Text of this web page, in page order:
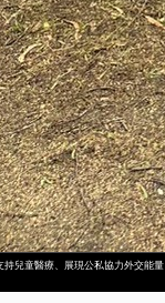
兒童醫療、展現公私協力外交能量